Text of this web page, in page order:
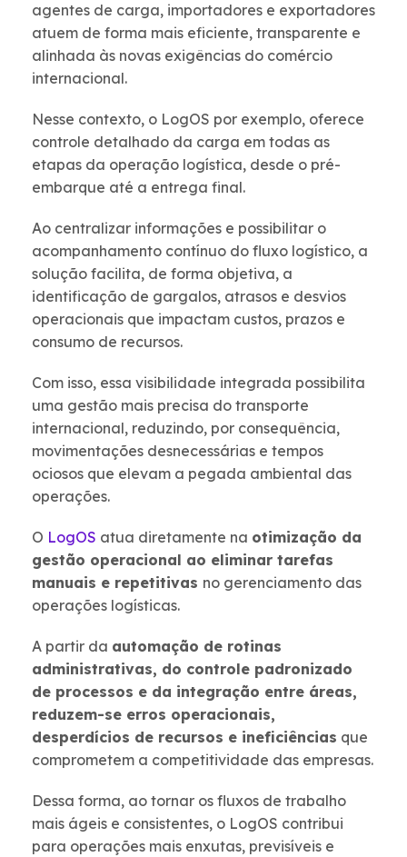
agentes de carga, importadores e exportadores
atuem de forma mais eficiente, transparente e
alinhada às novas exigências do comércio
internacional.
Nesse contexto, o LogOS por exemplo, oferece
controle detalhado da carga em todas as
etapas da operação logística, desde o pré-
embarque até a entrega final.
Ao centralizar informações e possibilitar o
acompanhamento contínuo do fluxo logístico, a
solução facilita, de forma objetiva, a
identificação de gargalos, atrasos e desvios
operacionais que impactam custos, prazos e
consumo de recursos.
Com isso, essa visibilidade integrada possibilita
uma gestão mais precisa do transporte
internacional, reduzindo, por consequência,
movimentações desnecessárias e tempos
ociosos que elevam a pegada ambiental das
operações.
O LogOS atua diretamente na otimização da
gestão operacional ao eliminar tarefas
manuais e repetitivas no gerenciamento das
operações logísticas.
A partir da automação de rotinas
administrativas, do controle padronizado
de processos e da integração entre áreas,
reduzem-se erros operacionais,
desperdícios de recursos e ineficiências que
comprometem a competitividade das empresas.
Dessa forma, ao tornar os fluxos de trabalho
mais ágeis e consistentes, o LogOS contribui
para operações mais enxutas, previsíveis e